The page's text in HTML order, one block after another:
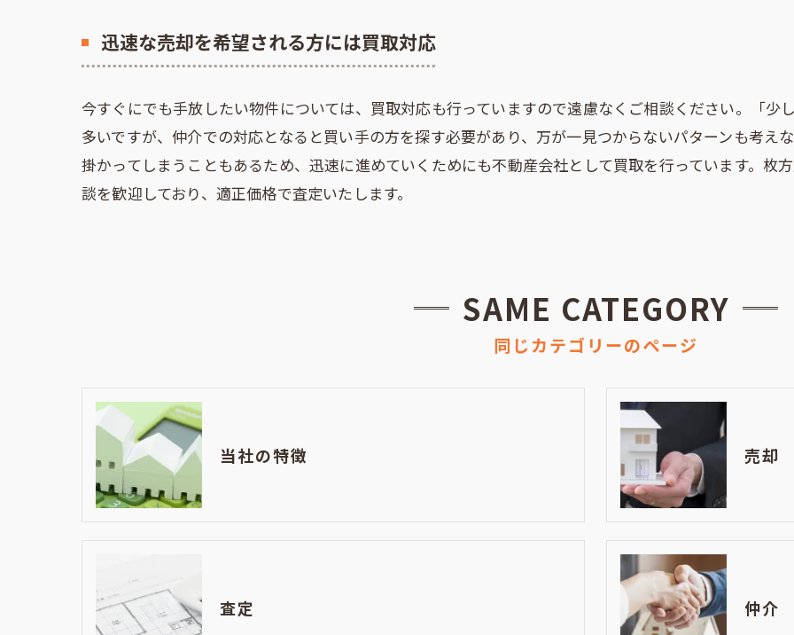
迅速な売却を希望される方には買取対応
今すぐにでも手放したい物件については、買取対応も行っていますので遠慮なくご相談ください。「少
多いですが、仲介での対応となると買い手の方を探す必要があり、万が一見つからないパターンも考え
掛かってしまうこともあるため、迅速に進めていくためにも不動産会社として買取を行っています。枚
談を歓迎しており、適正価格で査定いたします。
同じカテゴリーのページ
SAME CATEGORY
当社の特徴 売却
査定 仲介